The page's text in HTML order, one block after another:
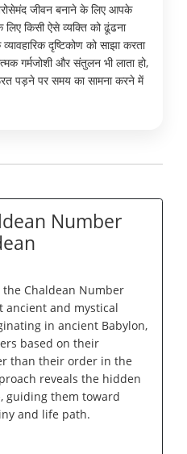
जीवन बनाने के लिए आपके
किसी ऐसे व्यक्ति को ढूंढना
दृष्टिकोण को साझा करता
गर्मजोशी और संतुलन भी लाता हो,
पड़ने पर समय का सामना करने में
Number
Chaldean Number
ancient and mystical
in ancient Babylon,
based on their
than their order in the
reveals the hidden
guiding them toward
and life path.